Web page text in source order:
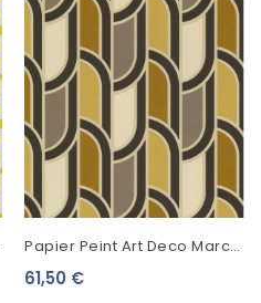
Papier Peint Art Deco Marcel
Villa Rosalie Ocre 51223902
61,50 €